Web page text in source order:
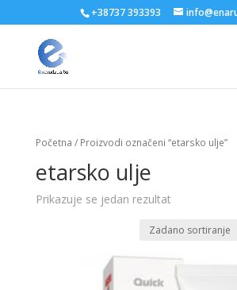
+38737 393393
Početna / Proizvodi označeni “etarsko ulje”
etarsko ulje
Prikazuje se jedan rezultat